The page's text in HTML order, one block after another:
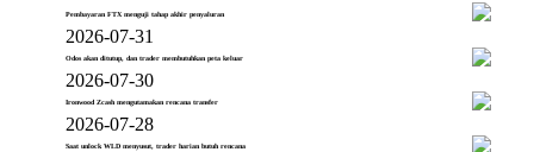
Pembayaran FTX menguji tahap akhir penyaluran
2026-07-31
Odos akan ditutup, dan trader membutuhkan peta keluar
2026-07-30
Ironwood Zcash mengutamakan rencana transfer
2026-07-28
Saat unlock WLD menyusut, trader harian butuh rencana